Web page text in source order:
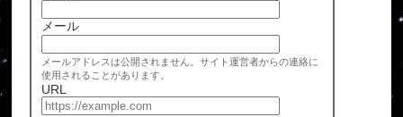
メール
メールアドレスは公開されません。サイト運営者からの連絡に
使用されることがあります。
URL